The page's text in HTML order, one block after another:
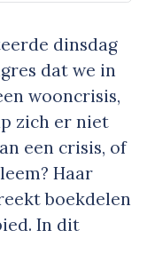
dinsdag
dat we in
wooncrisis,
zich er niet
een crisis, of
Haar
boekdelen
In dit